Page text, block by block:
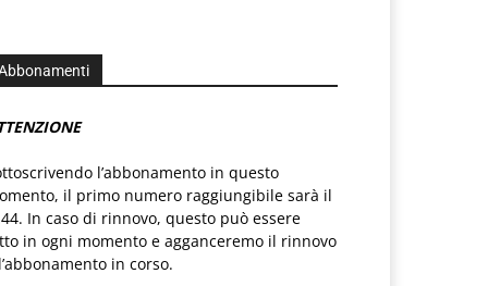
l’abbonamento in questo
il primo numero raggiungibile sarà il
In caso di rinnovo, questo può essere
in ogni momento e agganceremo il rinnovo
in corso.